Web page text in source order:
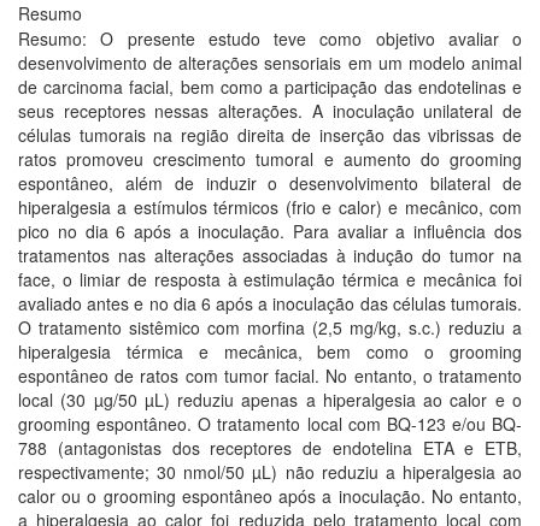
Resumo
Resumo: O presente estudo teve como objetivo avaliar o
desenvolvimento de alterações sensoriais em um modelo animal
de carcinoma facial, bem como a participação das endotelinas e
seus receptores nessas alterações. A inoculação unilateral de
células tumorais na região direita de inserção das vibrissas de
ratos promoveu crescimento tumoral e aumento do grooming
espontâneo, além de induzir o desenvolvimento bilateral de
hiperalgesia a estímulos térmicos (frio e calor) e mecânico, com
pico no dia 6 após a inoculação. Para avaliar a influência dos
tratamentos nas alterações associadas à indução do tumor na
face, o limiar de resposta à estimulação térmica e mecânica foi
avaliado antes e no dia 6 após a inoculação das células tumorais.
O tratamento sistêmico com morfina (2,5 mg/kg, s.c.) reduziu a
hiperalgesia térmica e mecânica, bem como o grooming
espontâneo de ratos com tumor facial. No entanto, o tratamento
local (30 µg/50 µL) reduziu apenas a hiperalgesia ao calor e o
grooming espontâneo. O tratamento local com BQ-123 e/ou BQ-
788 (antagonistas dos receptores de endotelina ETA e ETB,
respectivamente; 30 nmol/50 µL) não reduziu a hiperalgesia ao
calor ou o grooming espontâneo após a inoculação. No entanto,
a hiperalgesia ao calor foi reduzida pelo tratamento local com